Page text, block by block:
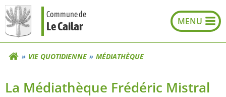
Aller
au
contenu
Commune de
Le Cailar
VIE QUOTIDIENNE MÉDIATHÈQUE
La Médiathèque Frédéric Mistral